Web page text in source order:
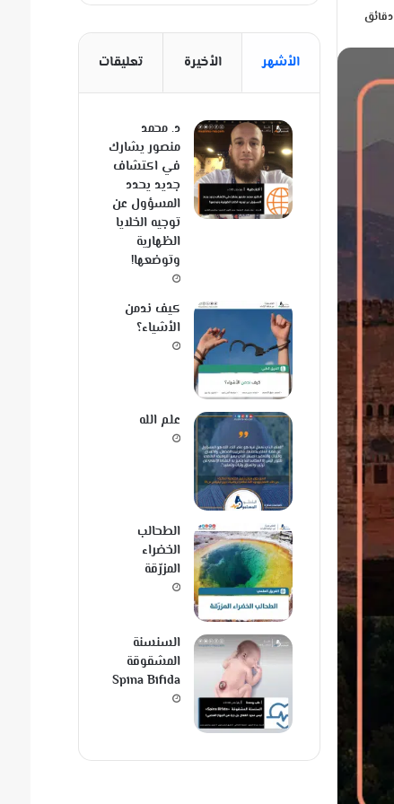
الأشهر الأخيرة تعليقات
د. محمد
منصور يشارك
في اكتشاف
جديد يحدد
المسؤول عن
توجيه الخلايا
الظهارية
وتوضعها!
كيف ندمن
الأشياء؟
علم الله
الطحالب
الخضراء
المزرّقة
السنسنة
المشقوقة
Spina Bifida